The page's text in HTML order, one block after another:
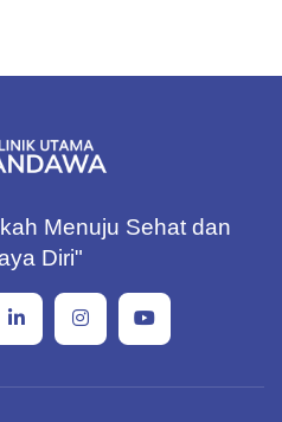
Menuju Sehat dan
Diri"